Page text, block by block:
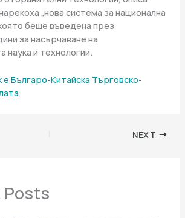
„нова система за национална
беше въведена през
за насърчаване на
наука и технологии.
е Българо-Китайска Търговско-
NEXT
Posts